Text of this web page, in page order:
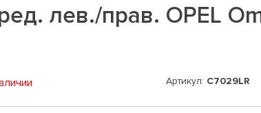
лев./прав. OPEL
Артикул: C7029LR